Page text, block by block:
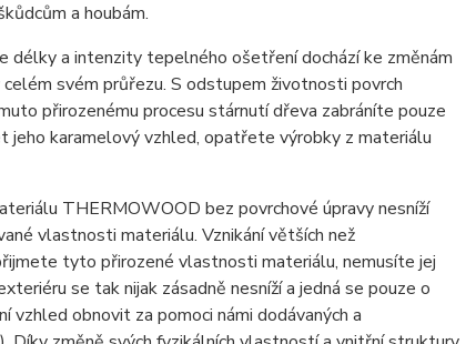
a houbám.
a intenzity tepelného ošetření dochází ke změnám
svém průřezu. S odstupem životnosti povrch
přirozenému procesu stárnutí dřeva zabráníte pouze
jeho karamelový vzhled, opatřete výrobky z materiálu
THERMOWOOD bez povrchové úpravy nesníží
vlastnosti materiálu. Vznikání větších než
tyto přirozené vlastnosti materiálu, nemusíte jej
se tak nijak zásadně nesníží a jedná se pouze o
obnovit za pomoci námi dodávaných a